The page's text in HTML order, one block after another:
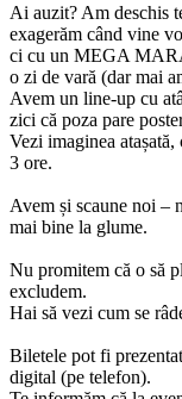
Ai auzit? Am deschis
exagerăm când vine
ci cu un MEGA
o zi de vară (dar mai
Avem un line-up cu
zici că poza pare
Vezi imaginea
3 ore.
Avem și scaune noi –
mai bine la glume.
Nu promitem că o să
excludem.
Hai să vezi cum se
Biletele pot fi
digital (pe telefon).